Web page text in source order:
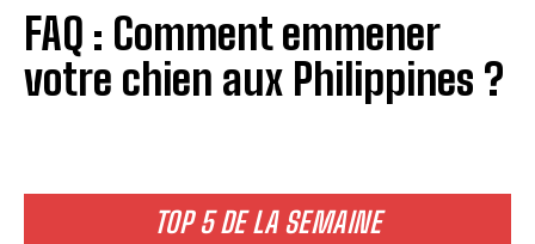
TOP 5 DE LA SEMAINE
FAQ : Comment emmener
votre chien aux Philippines ?